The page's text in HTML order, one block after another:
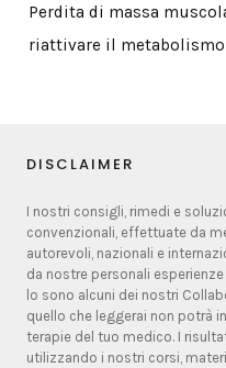
Perdita di massa
riattivare il metabolismo
DISCLAIMER
I nostri consigli, rimedi e
convenzionali, effettuate da
autorevoli, nazionali e
da nostre personali
lo sono alcuni dei nostri
quello che leggerai non potrà
terapie del tuo medico. I
utilizzando i nostri corsi,